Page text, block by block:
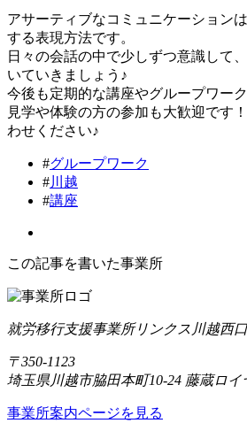
アサーティブなコミュニケーション
する表現方法です。
日々の会話の中で少しずつ意識して
いていきましょう♪
今後も定期的な講座やグループワー
見学や体験の方の参加も大歓迎です
わせください♪
#グループワーク
#川越
#講座
この記事を書いた事業所
就労移行支援事業所リンクス川越西口
〒350-1123
埼玉県川越市脇田本町10-24 藤蔵ロイ
事業所案内ページを見る